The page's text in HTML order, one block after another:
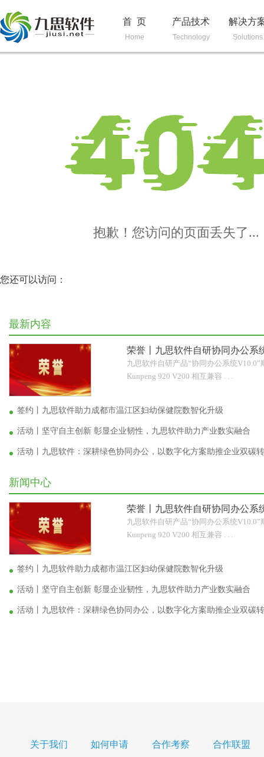
首 页
Home
产品技术
Technology
解决方
Solutions
抱歉！您访问的页面丢失了...
您还可以访问：
最新内容
荣誉丨九思软件自研协同办公系
九思软件自研产品“协同办公系统V10.0”
Kunpeng 920 V200 相互兼容 . . .
签约丨九思软件助力成都市温江区妇幼保健院数智化升级
活动丨坚守自主创新 彰显企业韧性，九思软件助力产业数实融合
活动丨九思软件：深耕绿色协同办公，以数字化方案助推企业双碳
新闻中心
荣誉丨九思软件自研协同办公系
九思软件自研产品“协同办公系统V10.0”
Kunpeng 920 V200 相互兼容 . . .
签约丨九思软件助力成都市温江区妇幼保健院数智化升级
活动丨坚守自主创新 彰显企业韧性，九思软件助力产业数实融合
活动丨九思软件：深耕绿色协同办公，以数字化方案助推企业双碳
关于我们 如何申请 合作考察 合作联盟